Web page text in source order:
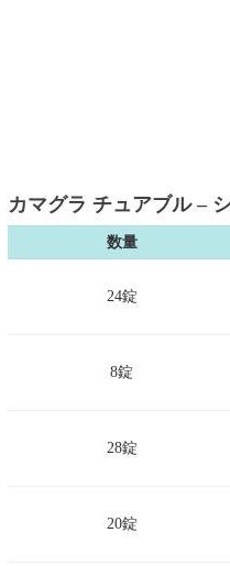
カマグラ チュアブル –
数量
24錠
8錠
28錠
20錠